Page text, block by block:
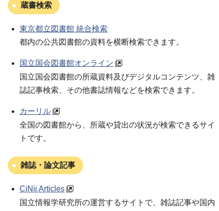
蔵書検索
東京都立図書館 統合検索
都内の公共図書館の資料を横断検索できます。
国立国会図書館オンライン
国立国会図書館の所蔵資料及びデジタルコンテンツ、雑
誌記事検索、その他書誌情報などを検索できます。
カーリル
全国の図書館から、所蔵や貸出の状況が検索できるサイ
トです。
雑誌・論文記事
CiNii Articles
国立情報学研究所の運営するサイトで、雑誌記事や国内